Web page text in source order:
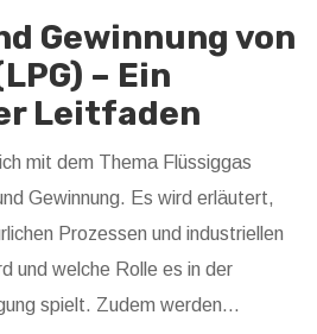
Gewinnung von
– Ein
Leitfaden
mit dem Thema Flüssiggas
Gewinnung. Es wird erläutert,
Prozessen und industriellen
und welche Rolle es in der
spielt. Zudem werden